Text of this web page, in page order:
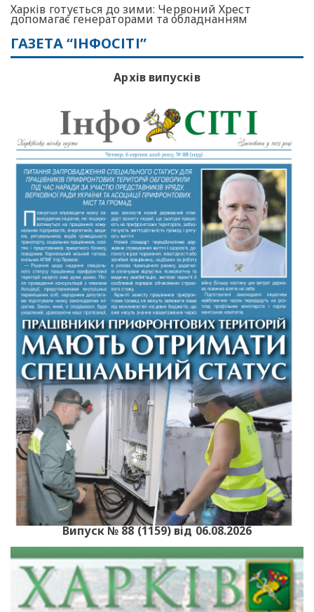
Харків готується до зими: Червоний Хрест
допомагає генераторами та обладнанням
ГАЗЕТА “ІНФОСІТІ”
Архів випусків
Випуск № 88 (1159) від 06.08.2026